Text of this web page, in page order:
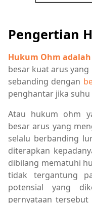
Pengertian
Hukum Ohm adalah
besar kuat arus
sebanding dengan
penghantar jika
Atau hukum ohm
besar arus yang
selalu berbanding
diterapkan
dibilang mematuhi
tidak tergantung
potensial yang
pernyataan